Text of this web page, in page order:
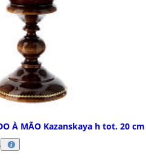
À MÃO Kazanskaya h tot. 20 cm